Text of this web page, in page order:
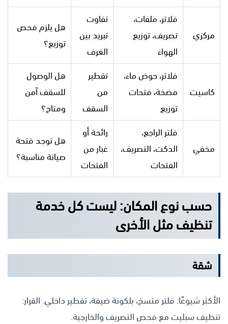
مركزي
فلاتر، ملفات،
تصريف، توزيع
الهواء
تفاوت
تبريد بين
الغرف
هل يلزم فحص
توزيع؟
كاسيت
فلاتر، حوض ماء،
مضخة، فتحات
توزيع
تقطير
من
السقف
هل الوصول
للسقف آمن
ومتاح؟
مخفي
فلتر الراجع،
الدكت، التصريف،
الفتحات
رائحة أو
غبار من
الفتحات
هل توجد فتحة
صيانة مناسبة؟
حسب نوع المكان: ليست كل خدمة
تنظيف مثل الأخرى
شقة
الأكثر شيوعًا: فلتر متسخ، بلكونة ضيقة، تقطير داخلي. القرار:
تنظيف سبليت مع فحص التصريف والخارجية.